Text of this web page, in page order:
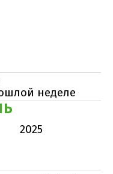
неделе
2025